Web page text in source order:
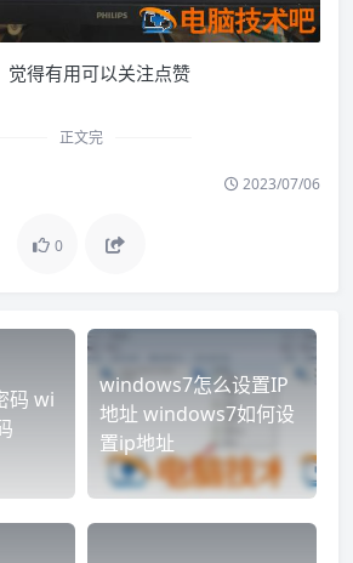
觉得有用可以关注点赞
正文完
2023/07/06
0
码 wi
windows7怎么设置IP
地址 windows7如何设
置ip地址